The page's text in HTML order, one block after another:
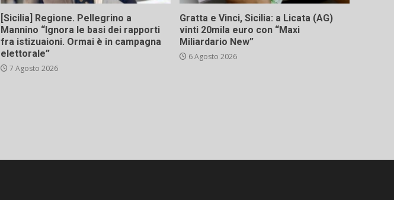
[Sicilia] Regione. Pellegrino a
Mannino “Ignora le basi dei rapporti
fra istizuaioni. Ormai è in campagna
elettorale”
7 Agosto 2026
Gratta e Vinci, Sicilia: a Licata (AG)
vinti 20mila euro con “Maxi
Miliardario New”
6 Agosto 2026